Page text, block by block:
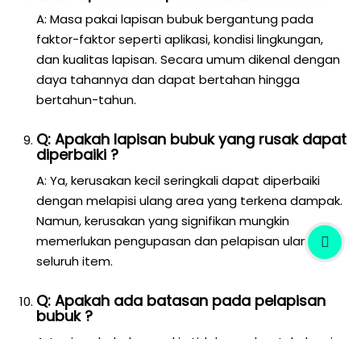
A: Masa pakai lapisan bubuk bergantung pada
faktor-faktor seperti aplikasi, kondisi lingkungan,
dan kualitas lapisan. Secara umum dikenal dengan
daya tahannya dan dapat bertahan hingga
bertahun-tahun.
Q: Apakah lapisan bubuk yang rusak dapat
diperbaiki ?
A: Ya, kerusakan kecil seringkali dapat diperbaiki
dengan melapisi ulang area yang terkena dampak.
Namun, kerusakan yang signifikan mungkin
memerlukan pengupasan dan pelapisan ulang
seluruh item.
Q: Apakah ada batasan pada pelapisan
bubuk ?